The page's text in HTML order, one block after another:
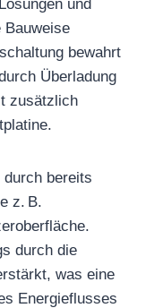
und
bewahrt
Überladung
zusätzlich
durch bereits
z. B.
durch die
was eine
Energieflusses